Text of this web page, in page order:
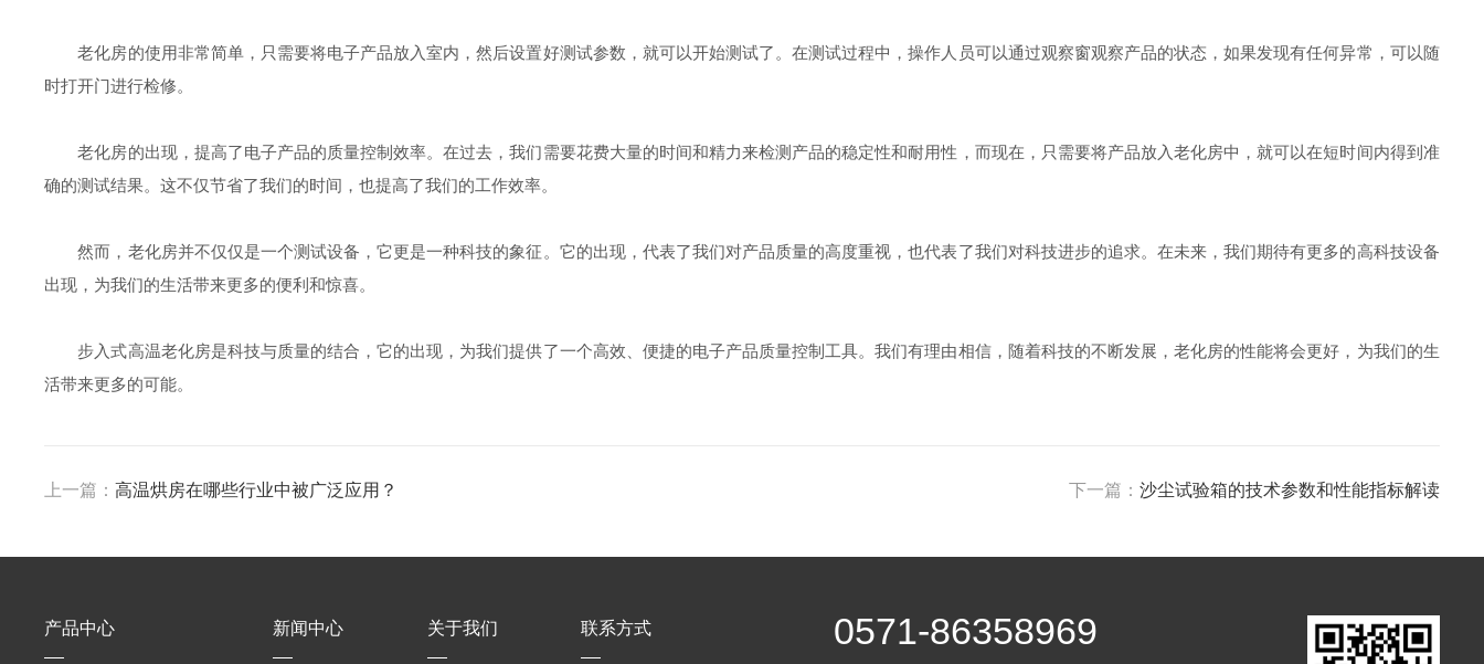
老化房的使用非常简单，只需要将电子产品放入室内，然后设置好测试参数，就可以开始测试了。在测试过程中，操作人员可以通过观察窗观察产品的状态，如果发现有任何异常，可以随
时打开门进行检修。
老化房的出现，提高了电子产品的质量控制效率。在过去，我们需要花费大量的时间和精力来检测产品的稳定性和耐用性，而现在，只需要将产品放入老化房中，就可以在短时间内得到准
确的测试结果。这不仅节省了我们的时间，也提高了我们的工作效率。
然而，老化房并不仅仅是一个测试设备，它更是一种科技的象征。它的出现，代表了我们对产品质量的高度重视，也代表了我们对科技进步的追求。在未来，我们期待有更多的高科技设备
出现，为我们的生活带来更多的便利和惊喜。
步入式高温老化房是科技与质量的结合，它的出现，为我们提供了一个高效、便捷的电子产品质量控制工具。我们有理由相信，随着科技的不断发展，老化房的性能将会更好，为我们的生
活带来更多的可能。
上一篇：高温烘房在哪些行业中被广泛应用？ 下一篇： 沙尘试验箱的技术参数和性能指标解读
产品中心 新闻中心 关于我们 联系方式 0571-86358969